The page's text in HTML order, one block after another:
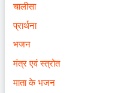
चालीसा
प्रार्थना
भजन
मंत्र एवं स्त्रोत
माता के भजन